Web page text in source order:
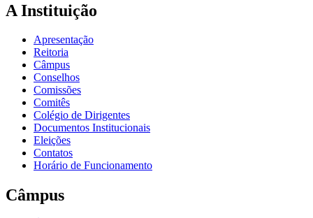
A Instituição
Apresentação
Reitoria
Câmpus
Conselhos
Comissões
Comitês
Colégio de Dirigentes
Documentos Institucionais
Eleições
Contatos
Horário de Funcionamento
Câmpus